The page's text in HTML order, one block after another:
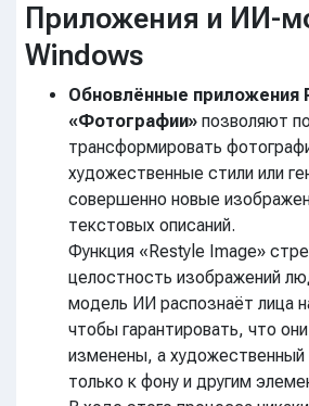
Приложения и ИИ-
Windows
Обновлённые приложения
«Фотографии» позволяют
трансформировать
художественные стили или
совершенно новые
текстовых описаний.
Функция «Restyle Image»
целостность изображений
модель ИИ распознаёт лица
чтобы гарантировать, что
изменены, а художественный
только к фону и другим